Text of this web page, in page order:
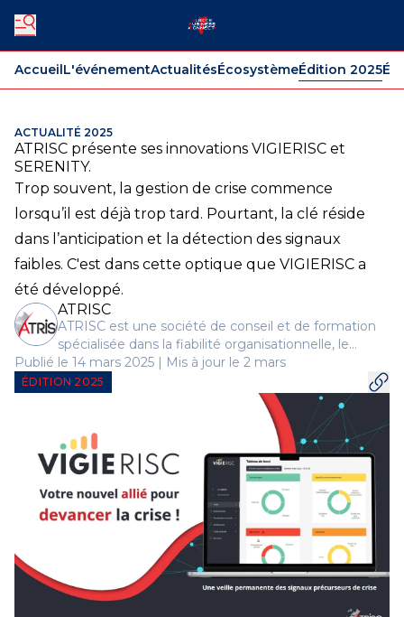
AccueilL'événementActualitésÉcosystèmeÉdition 2025
ACTUALITÉ 2025
ATRISC présente ses innovations VIGIERISC et
SERENITY.
Trop souvent, la gestion de crise commence
lorsqu’il est déjà trop tard. Pourtant, la clé réside
dans l’anticipation et la détection des signaux
faibles. C'est dans cette optique que VIGIERISC a
été développé.
ATRISC
ATRISC est une société de conseil et de formation
spécialisée dans la fiabilité organisationnelle, le
management des risques et la gestion de crise.
Publié le 14 mars 2025 | Mis à jour le 2 mars
ÉDITION 2025